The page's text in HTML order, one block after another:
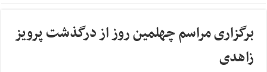
برگزاری مراسم چهلمین روز از درگذشت پرویز
زاهدی